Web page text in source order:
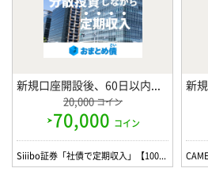
新規口座開設後、60日以内に100万円以上の投資完了 で
20,000コイン
70,000 コイン
Siiibo証券「社債で定期収入」【100万円以上投資】